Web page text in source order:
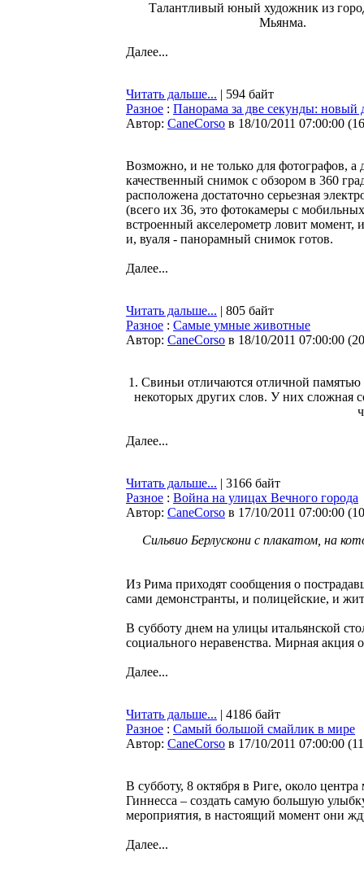
Талантливый юный художник из
Мьянма.
Далее...
Читать дальше... | 594 байт
Разное : Панорама за две секунды: новый
Автор: CaneCorso в 18/10/2011 07:00:00 (
Возможно, и не только для фотографов,
качественный снимок с обзором в 360
расположена достаточно серьезная
(всего их 36, это фотокамеры с
встроенный акселерометр ловит момент,
и, вуаля - панорамный снимок готов.
Далее...
Читать дальше... | 805 байт
Разное : Самые умные животные
Автор: CaneCorso в 18/10/2011 07:00:00 (
1. Свиньи отличаются отличной
некоторых других слов. У них сложная
Далее...
Читать дальше... | 3166 байт
Разное : Война на улицах Вечного города
Автор: CaneCorso в 17/10/2011 07:00:00 (
Сильвио Берлускони с плакатом, на
Из Рима приходят сообщения о
сами демонстранты, и полицейские, и
В субботу днем на улицы итальянской
социального неравенства. Мирная акция
Далее...
Читать дальше... | 4186 байт
Разное : Самый большой смайлик в мире
Автор: CaneCorso в 17/10/2011 07:00:00 (
В субботу, 8 октября в Риге, около
Гиннесса – создать самую большую
мероприятия, в настоящий момент они
Далее...